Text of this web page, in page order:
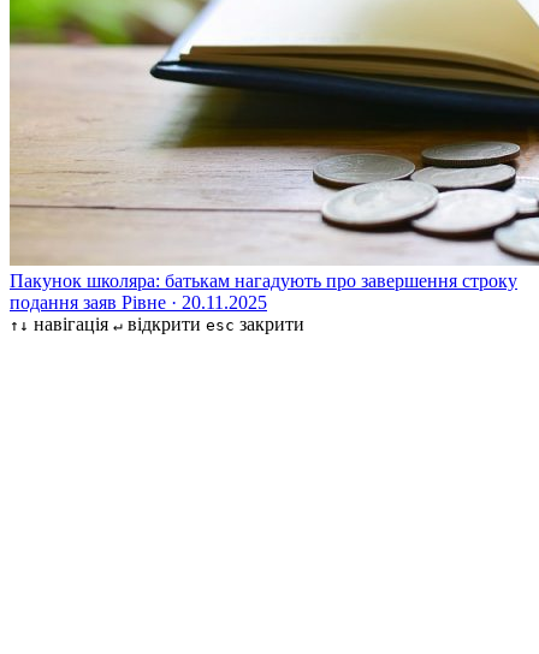
Пакунок школяра: батькам нагадують про завершення строку
подання заяв Рівне · 20.11.2025
↑↓ навігація ↵ відкрити esc закрити